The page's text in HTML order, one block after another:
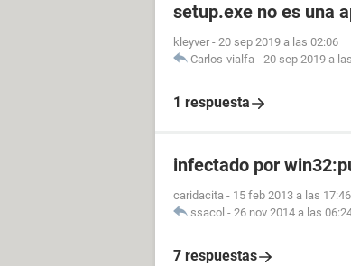
setup.exe no es una
kleyver - 20 sep 2019 a las 02:06
Carlos-vialfa - 20 sep 2019 a
1 respuesta
infectado por
caridacita - 15 feb 2013 a las 17:46
ssacol - 26 nov 2014 a las
7 respuestas